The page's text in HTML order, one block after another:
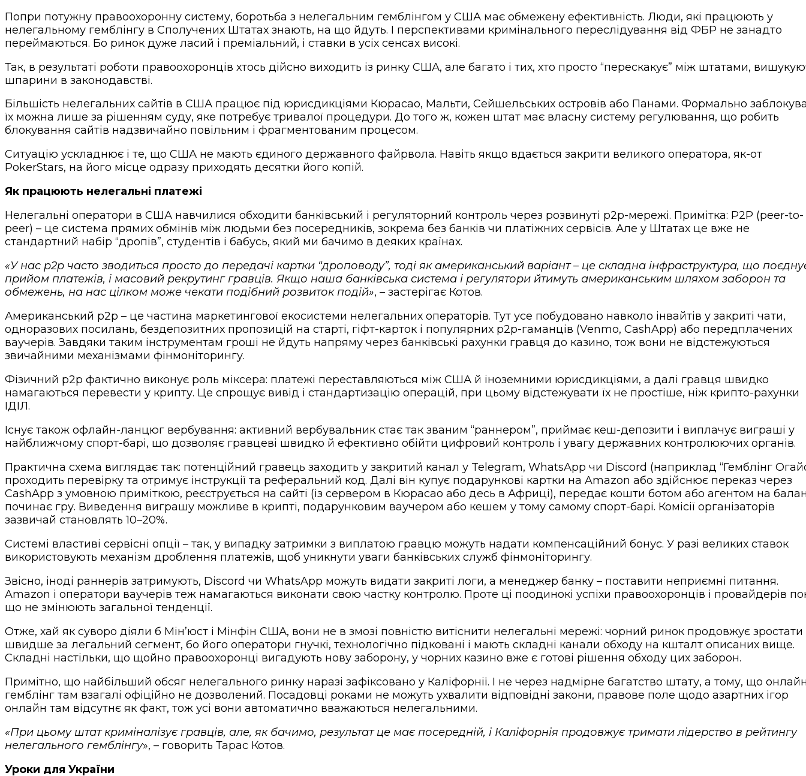
Попри потужну правоохоронну систему, боротьба з нелегальним гемблінгом у США має обмежену ефективність. Люди, які працюють у
нелегальному гемблінгу в Сполучених Штатах знають, на що йдуть. І перспективами кримінального переслідування від ФБР не занадто
переймаються. Бо ринок дуже ласий і преміальний, і ставки в усіх сенсах високі.
Так, в результаті роботи правоохоронців хтось дійсно виходить із ринку США, але багато і тих, хто просто “перескакує” між штатами,
шпарини в законодавствi.
Більшість нелегальних сайтів в США працює під юрисдикціями Кюрасао, Мальти, Сейшельських островів або Панами. Формально
їх можна лише за рішенням суду, яке потребує тривалої процедури. До того ж, кожен штат має власну систему регулювання, що робить
блокування сайтів надзвичайно повільним і фрагментованим процесом.
Ситуацію ускладнює і те, що США не мають єдиного державного файрвола. Навіть якщо вдається закрити великого оператора, як-от
PokerStars, на його місце одразу приходять десятки його копій.
Як працюють нелегальні платежі
Нелегальні оператори в США навчилися обходити банківський і регуляторний контроль через розвинуті p2p-мережі. Примітка: P2P (peer-to-
peer) – це система прямих обмінів між людьми без посередників, зокрема без банків чи платіжних сервісів. Але у Штатах це вже не
стандартний набір “дропів”, студентів і бабусь, який ми бачимо в деяких країнах.
«У нас p2p часто зводиться просто до передачі картки “дроповоду”, тоді як американський варіант – це складна інфраструктура, що
прийом платежів, і масовий рекрутинг гравців. Якщо наша банківська система і регулятори йтимуть американським шляхом заборон та
обмежень, на нас цілком може чекати подібний розвиток подій», – застерігає Котов.
Американський p2p – це частина маркетингової екосистеми нелегальних операторів. Тут усе побудовано навколо інвайтів у закриті чати,
одноразових посилань, бездепозитних пропозицій на старті, гіфт-карток і популярних p2p-гаманців (Venmo, CashApp) або передплачених
ваучерів. Завдяки таким інструментам гроші не йдуть напряму через банківські рахунки гравця до казино, тож вони не відстежуються
звичайними механізмами фінмоніторингу.
Фізичний p2p фактично виконує роль міксера: платежі переставляються між США й іноземними юрисдикціями, а далі гравця швидко
намагаються перевести у крипту. Це спрощує вивід і стандартизацію операцій, при цьому відстежувати їх не простіше, ніж крипто-рахунки
ІДІЛ.
Існує також офлайн-ланцюг вербування: активний вербувальник стає так званим “раннером”, приймає кеш-депозити і виплачує виграші у
найближчому спорт-барі, що дозволяє гравцеві швидко й ефективно обійти цифровий контроль і увагу державних контролюючих органів.
Практична схема виглядає так: потенційний гравець заходить у закритий канал у Telegram, WhatsApp чи Discord (наприклад “Гемблінг
проходить перевірку та отримує інструкції та реферальний код. Далі він купує подарункові картки на Amazon або здійснює переказ через
CashApp з умовною приміткою, реєструється на сайті (із сервером в Кюрасао або десь в Африці), передає кошти ботом або агентом на
починає гру. Виведення виграшу можливе в крипті, подарунковим ваучером або кешем у тому самому спорт-барі. Комісії організаторів
зазвичай становлять 10–20%.
Системі властиві сервісні опції – так, у випадку затримки з виплатою гравцю можуть надати компенсаційний бонус. У разі великих ставок
використовують механізм дроблення платежів, щоб уникнути уваги банківських служб фінмоніторингу.
Звісно, іноді раннерів затримують, Discord чи WhatsApp можуть видати закриті логи, а менеджер банку – поставити неприємні питання.
Amazon і оператори ваучерів теж намагаються виконати свою частку контролю. Проте ці поодинокі успіхи правоохоронців і провайдерів
що не змінюють загальної тенденції.
Отже, хай як суворо діяли б Мін’юст і Мінфін США, вони не в змозі повністю витіснити нелегальні мережі: чорний ринок продовжує зростати
швидше за легальний сегмент, бо його оператори гнучкі, технологічно підковані і мають складні канали обходу на кшталт описаних вище.
Складні настільки, що щойно правоохоронці вигадують нову заборону, у чорних казино вже є готові рішення обходу цих заборон.
Примітно, що найбільший обсяг нелегального ринку наразі зафіксовано у Каліфорнії. І не через надмірне багатство штату, а тому, що
гемблінг там взагалі офіційно не дозволений. Посадовці роками не можуть ухвалити відповідні закони, правове поле щодо азартних ігор
онлайн там відсутнє як факт, тож усі вони автоматично вважаються нелегальними.
«При цьому штат криміналізує гравців, але, як бачимо, результат це має посередній, і Каліфорнія продовжує тримати лідерство в рейтингу
нелегального гемблінгу», – говорить Тарас Котов.
Уроки для України